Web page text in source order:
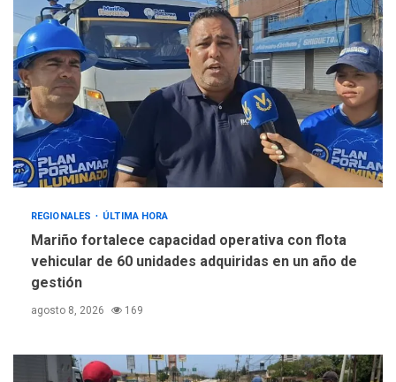
REGIONALES ÚLTIMA HORA
Mariño fortalece capacidad operativa con flota
vehicular de 60 unidades adquiridas en un año de
gestión
agosto 8, 2026 169